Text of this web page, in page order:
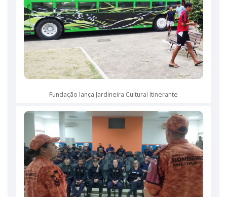
Fundação lança Jardineira Cultural Itinerante